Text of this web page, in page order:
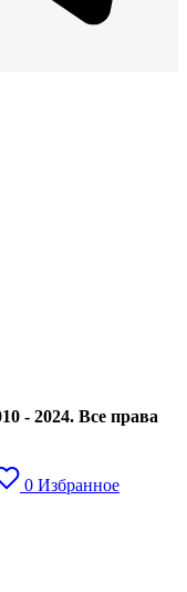
- 2024. Все права
0 Избранное